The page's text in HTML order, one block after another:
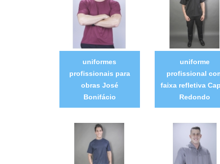
uniformes
profissionais para
obras José
Bonifácio
uniforme
profissional
faixa refletiva
Redondo